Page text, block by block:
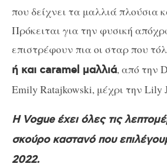
που δείχνει τα μαλλιά πλούσια
Πρόκειται για την φυσική
επιστρέφουν πια οι σταρ που
ή και caramel μαλλιά, από την
Emily Ratajkowski, μέχρι την Lily
H Vogue έχει όλες τις
σκούρο καστανό που
2022.